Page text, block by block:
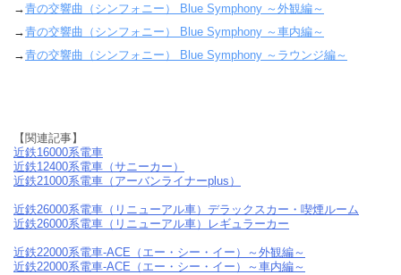
→青の交響曲（シンフォニー） Blue Symphony ～外観編～
→青の交響曲（シンフォニー） Blue Symphony ～車内編～
→青の交響曲（シンフォニー） Blue Symphony ～ラウンジ編～
【関連記事】
近鉄16000系電車
近鉄12400系電車（サニーカー）
近鉄21000系電車（アーバンライナーplus）
近鉄26000系電車（リニューアル車）デラックスカー・喫煙ルーム
近鉄26000系電車（リニューアル車）レギュラーカー
近鉄22000系電車-ACE（エー・シー・イー）～外観編～
近鉄22000系電車-ACE（エー・シー・イー）～車内編～